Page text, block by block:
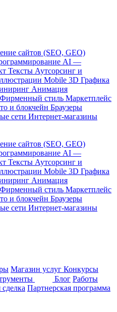
сайтов (SEO, GEO)
AI —
Тексты Аутсорсинг и
Mobile 3D Графика
Анимация
Фирменный стиль Маркетплейс
и блокчейн Браузеры
сети Интернет-магазины
сайтов (SEO, GEO)
AI —
Тексты Аутсорсинг и
Mobile 3D Графика
Анимация
Фирменный стиль Маркетплейс
и блокчейн Браузеры
сети Интернет-магазины
Магазин услуг Конкурсы
Блог Работы
сделка Партнерская программа